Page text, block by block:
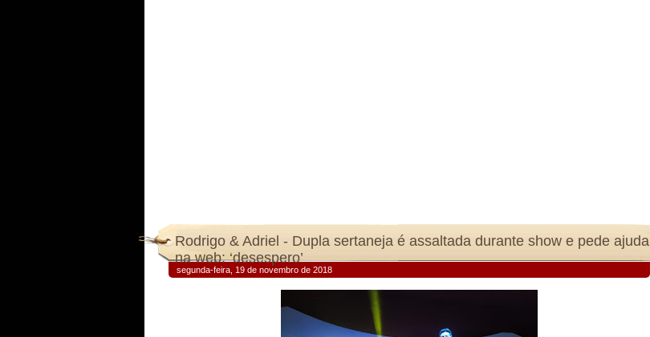
Rodrigo & Adriel - Dupla sertaneja é assaltada durante show e pede ajuda
na web: ‘desespero’
segunda-feira, 19 de novembro de 2018